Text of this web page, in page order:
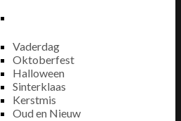
Vaderdag
Oktoberfest
Halloween
Sinterklaas
Kerstmis
Oud en Nieuw